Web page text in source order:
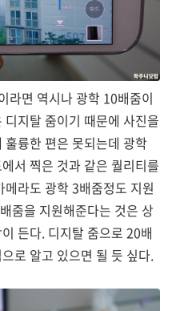
라면 역시나 광학 10배줌이
지탈 줌이기 때문에 사진을
륭한 편은 못되는데 광학
서 찍은 것과 같은 퀄리티를
라도 광학 3배줌정도 지원
줌을 지원해준다는 것은 상
든다. 디지탈 줌으로 20배
로 알고 있으면 될 듯 싶다.